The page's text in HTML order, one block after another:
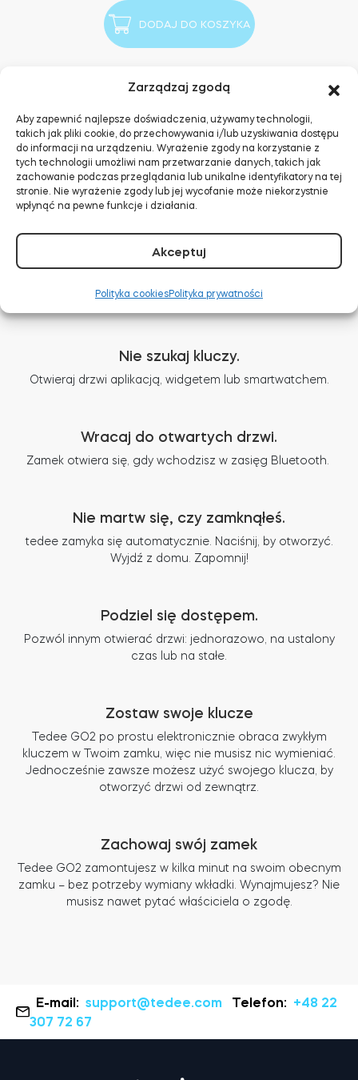
Zarządzaj zgodą
Aby zapewnić najlepsze doświadczenia, używamy technologii,
takich jak pliki cookie, do przechowywania i/lub uzyskiwania dostępu
do informacji na urządzeniu. Wyrażenie zgody na korzystanie z
tych technologii umożliwi nam przetwarzanie danych, takich jak
zachowanie podczas przeglądania lub unikalne identyfikatory na tej
stronie. Nie wyrażenie zgody lub jej wycofanie może niekorzystnie
wpłynąć na pewne funkcje i działania.
Akceptuj
Polityka cookiesPolityka prywatności
DODAJ DO KOSZYKA
Funkcjonalność Specyfikacja
Dokumentacja
Nie szukaj kluczy.
Otwieraj drzwi aplikacją, widgetem lub smartwatchem.
Wracaj do otwartych drzwi.
Zamek otwiera się, gdy wchodzisz w zasięg Bluetooth.
Nie martw się, czy zamknąłeś.
tedee zamyka się automatycznie. Naciśnij, by otworzyć.
Wyjdź z domu. Zapomnij!
Podziel się dostępem.
Pozwól innym otwierać drzwi: jednorazowo, na ustalony
czas lub na stałe.
Zostaw swoje klucze
Tedee GO2 po prostu elektronicznie obraca zwykłym
kluczem w Twoim zamku, więc nie musisz nic wymieniać.
Jednocześnie zawsze możesz użyć swojego klucza, by
otworzyć drzwi od zewnątrz.
Zachowaj swój zamek
Tedee GO2 zamontujesz w kilka minut na swoim obecnym
zamku – bez potrzeby wymiany wkładki. Wynajmujesz? Nie
musisz nawet pytać właściciela o zgodę.
E-mail: support@tedee.com Telefon: +48 22
307 72 67